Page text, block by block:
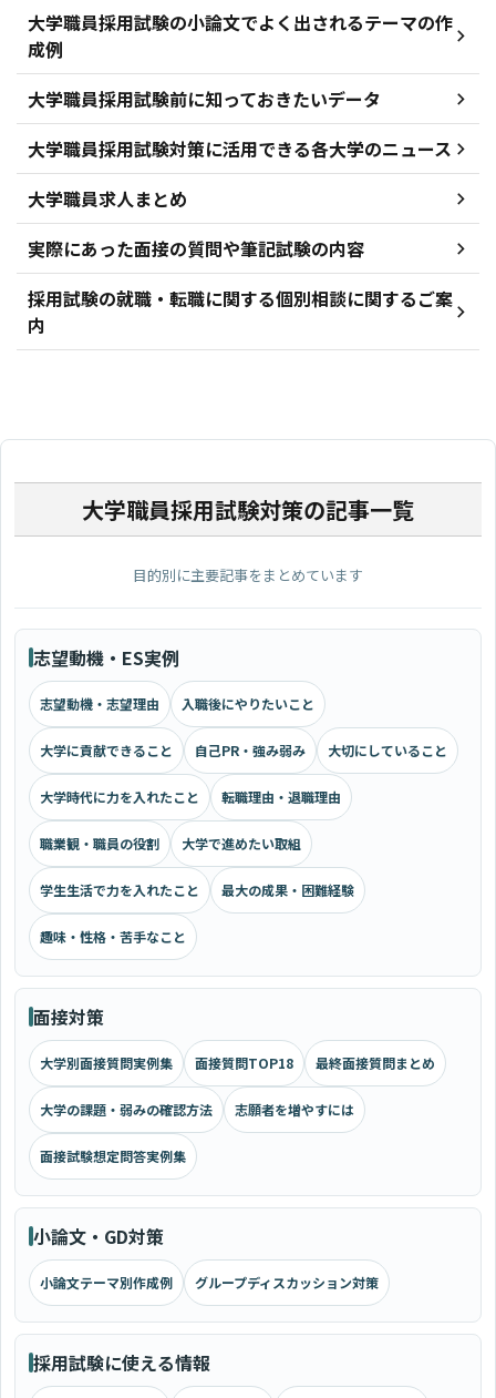
大学職員採用試験の小論文でよく出されるテーマの作
成例
大学職員採用試験前に知っておきたいデータ
大学職員採用試験対策に活用できる各大学のニュース
大学職員求人まとめ
実際にあった面接の質問や筆記試験の内容
採用試験の就職・転職に関する個別相談に関するご案
内
大学職員採用試験対策の記事一覧
目的別に主要記事をまとめています
志望動機・ES実例
志望動機・志望理由 入職後にやりたいこと
大学に貢献できること 自己PR・強み弱み 大切にしていること
大学時代に力を入れたこと 転職理由・退職理由
職業観・職員の役割 大学で進めたい取組
学生生活で力を入れたこと 最大の成果・困難経験
趣味・性格・苦手なこと
面接対策
大学別面接質問実例集 面接質問TOP18 最終面接質問まとめ
大学の課題・弱みの確認方法 志願者を増やすには
面接試験想定問答実例集
小論文・GD対策
小論文テーマ別作成例 グループディスカッション対策
採用試験に使える情報